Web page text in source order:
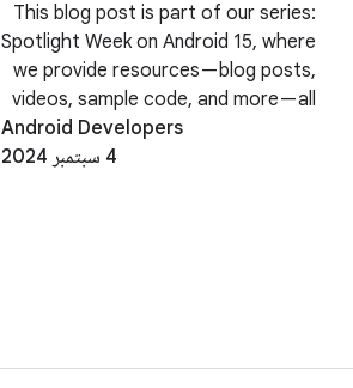
This blog post is part of our series:
Spotlight Week on Android 15, where
we provide resources — blog posts,
videos, sample code, and more — all
designed to help you prepare your
apps and take advantage of the
Android Developers
4 سبتمبر 2024